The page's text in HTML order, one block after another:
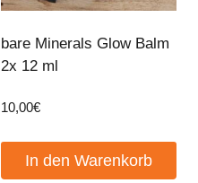
bare Minerals Glow Balm
2x 12 ml
10,00€
In den Warenkorb